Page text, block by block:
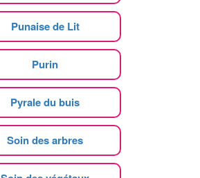
Punaise de Lit
Purin
Pyrale du buis
Soin des arbres